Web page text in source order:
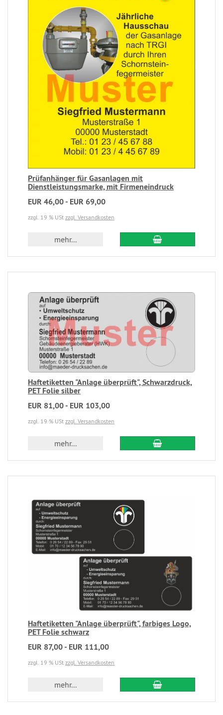
Prüfanhänger für Gasanlagen mit
Dienstleistungsmarke, mit Firmeneindruck
EUR 46,00 - EUR 69,00
zzgl. 19 % USt zzgl. Versandkosten
mehr...
Haftetiketten "Anlage überprüft", Schwarzdruck,
PET Folie silber
EUR 81,00 - EUR 103,00
zzgl. 19 % USt zzgl. Versandkosten
mehr...
Haftetiketten "Anlage überprüft", farbiges Logo,
PET Folie schwarz
EUR 87,00 - EUR 111,00
zzgl. 19 % USt zzgl. Versandkosten
mehr...